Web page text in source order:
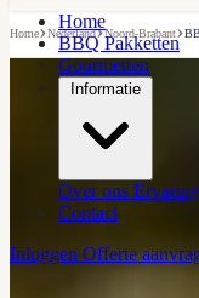
Home
BBQ Pakketten
Gourmetten
Informatie
Over ons
Contact
Inloggen Offerte
Home›Nederland›Noord-Brabant›